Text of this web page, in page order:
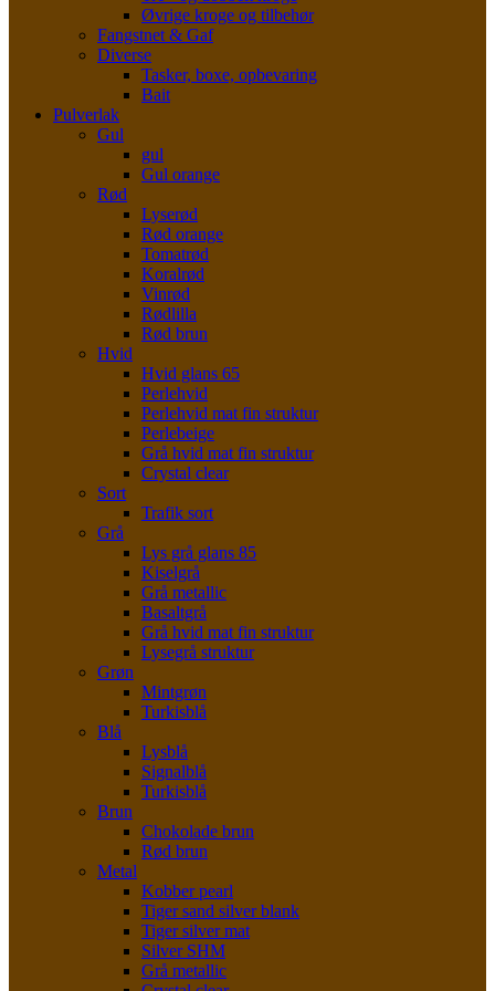
Øvrige kroge og tilbehør
Fangstnet & Gaf
Diverse
Tasker, boxe, opbevaring
Bait
Pulverlak
Gul
gul
Gul orange
Rød
Lyserød
Rød orange
Tomatrød
Koralrød
Vinrød
Rødlilla
Rød brun
Hvid
Hvid glans 65
Perlehvid
Perlehvid mat fin struktur
Perlebeige
Grå hvid mat fin struktur
Crystal clear
Sort
Trafik sort
Grå
Lys grå glans 85
Kiselgrå
Grå metallic
Basaltgrå
Grå hvid mat fin struktur
Lysegrå struktur
Grøn
Mintgrøn
Turkisblå
Blå
Lysblå
Signalblå
Turkisblå
Brun
Chokolade brun
Rød brun
Metal
Kobber pearl
Tiger sand silver blank
Tiger silver mat
Silver SHM
Grå metallic